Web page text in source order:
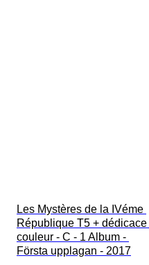
Les Mystères de la IVéme
République T5 + dédicace
couleur - C - 1 Album -
Första upplagan - 2017